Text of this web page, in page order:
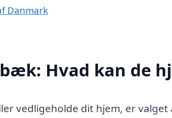
Danmark
Hvad kan de
vedligeholde dit hjem, er valget